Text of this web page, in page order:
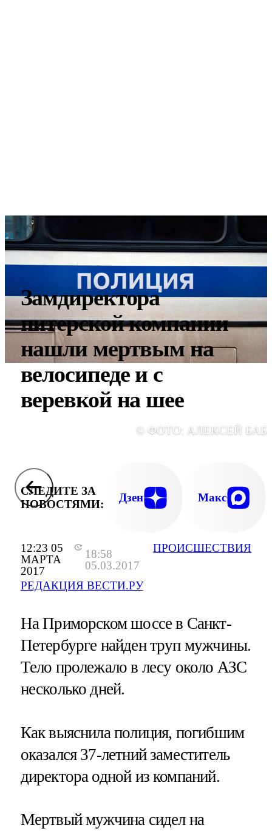
12:23 05
МАРТА
2017
18:58
05.03.2017
РЕДАКЦИЯ ВЕСТИ.РУ
ПРОИСШЕСТВИЯ
Замдиректора
питерской компании
нашли мертвым на
велосипеде и с
веревкой на шее
© ФОТО: АЛЕКСЕЙ
СЛЕДИТЕ ЗА
НОВОСТЯМИ:
Дзен Макс
На Приморском шоссе в Санкт-
Петербурге найден труп мужчины.
Тело пролежало в лесу около АЗС
несколько дней.
Как выяснила полиция, погибшим
оказался 37-летний заместитель
директора одной из компаний.
Мертвый мужчина сидел на